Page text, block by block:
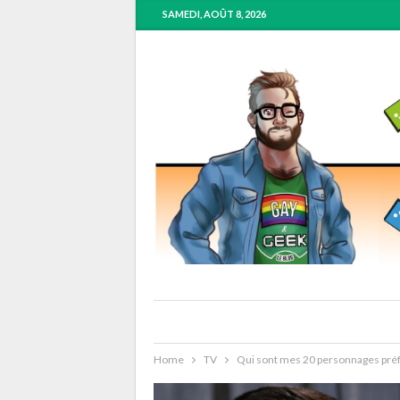
SAMEDI, AOÛT 8, 2026
Home TV Qui sont mes 20 personnages